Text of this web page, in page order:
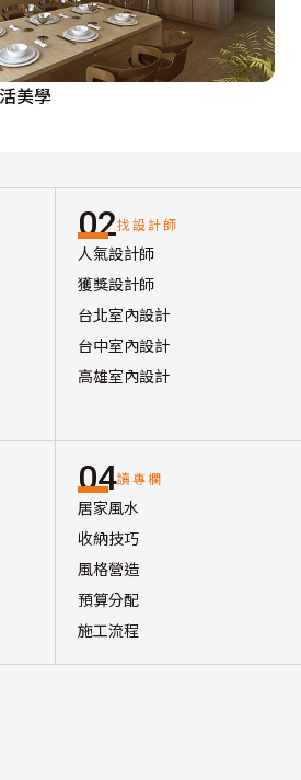
美學
02找設計師
人氣設計師
獲獎設計師
台北室內設計
台中室內設計
高雄室內設計
04讀專欄
居家風水
收納技巧
風格營造
預算分配
施工流程